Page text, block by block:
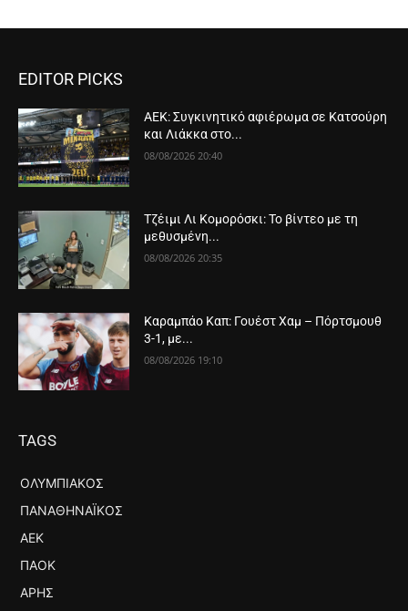
EDITOR PICKS
ΑΕΚ: Συγκινητικό αφιέρωμα σε Κατσούρη
και Λιάκκα στο...
08/08/2026 20:40
Τζέιμι Λι Κομορόσκι: Το βίντεο με τη
μεθυσμένη...
08/08/2026 20:35
Καραμπάο Καπ: Γουέστ Χαμ – Πόρτσμουθ
3-1, με...
08/08/2026 19:10
TAGS
ΟΛΥΜΠΙΑΚΌΣ
ΠΑΝΑΘΗΝΑΪΚΌΣ
ΑΕΚ
ΠΑΟΚ
ΆΡΗΣ